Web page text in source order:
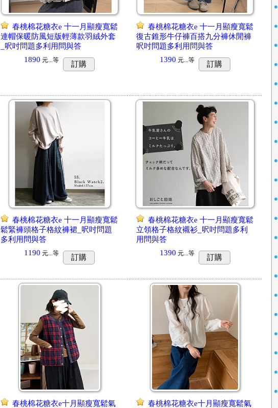
春桃棉花糖衣e 十一月顯瘦寬鬆
連帽保暖防風短版輕薄款羽絨外套
_呎吋問題多利用問與答
1890 元...等 訂購
春桃棉花糖衣e 十一月顯瘦寬鬆
復古錐形牛仔褲百搭九分褲休閒褲
呎吋問題多利用問與答
1390 元...等 訂購
春桃棉花糖衣e 十一月顯瘦寬鬆
鬆緊褲頭格子格紋褲裙_呎吋問題
多利用問與答
1190 元...等 訂購
春桃棉花糖衣e 十一月顯瘦寬鬆
立領格子格紋襯衫_呎吋問題多利
用問與答
1390 元...等 訂購
春桃棉花糖衣e十月顯瘦寬鬆氣 春桃棉花糖衣e十月顯瘦寬鬆氣